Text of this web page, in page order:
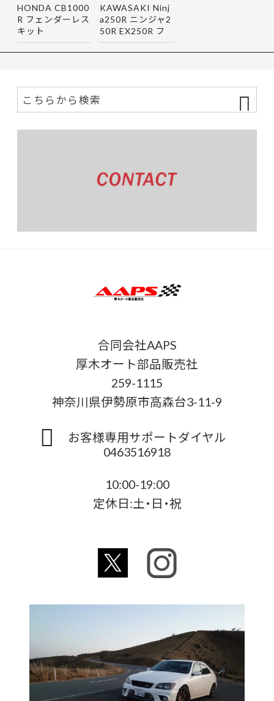
HONDA CB1000
R フェンダーレス
キット
KAWASAKI Ninj
a250R ニンジャ2
50R EX250R フ
ェンダーレス…
合同会社AAPS
厚木オート部品販売社
259-1115
神奈川県伊勢原市高森台3-11-9
お客様専用サポートダイヤル
0463516918
10:00-19:00
定休日:土・日・祝